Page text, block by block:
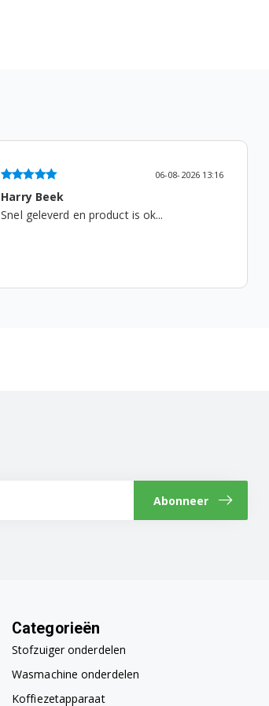
06-08-2026 13:16
Harry Beek
Snel geleverd en product is ok...
Abonneer
Categorieën
Stofzuiger onderdelen
Wasmachine onderdelen
Koffiezetapparaat